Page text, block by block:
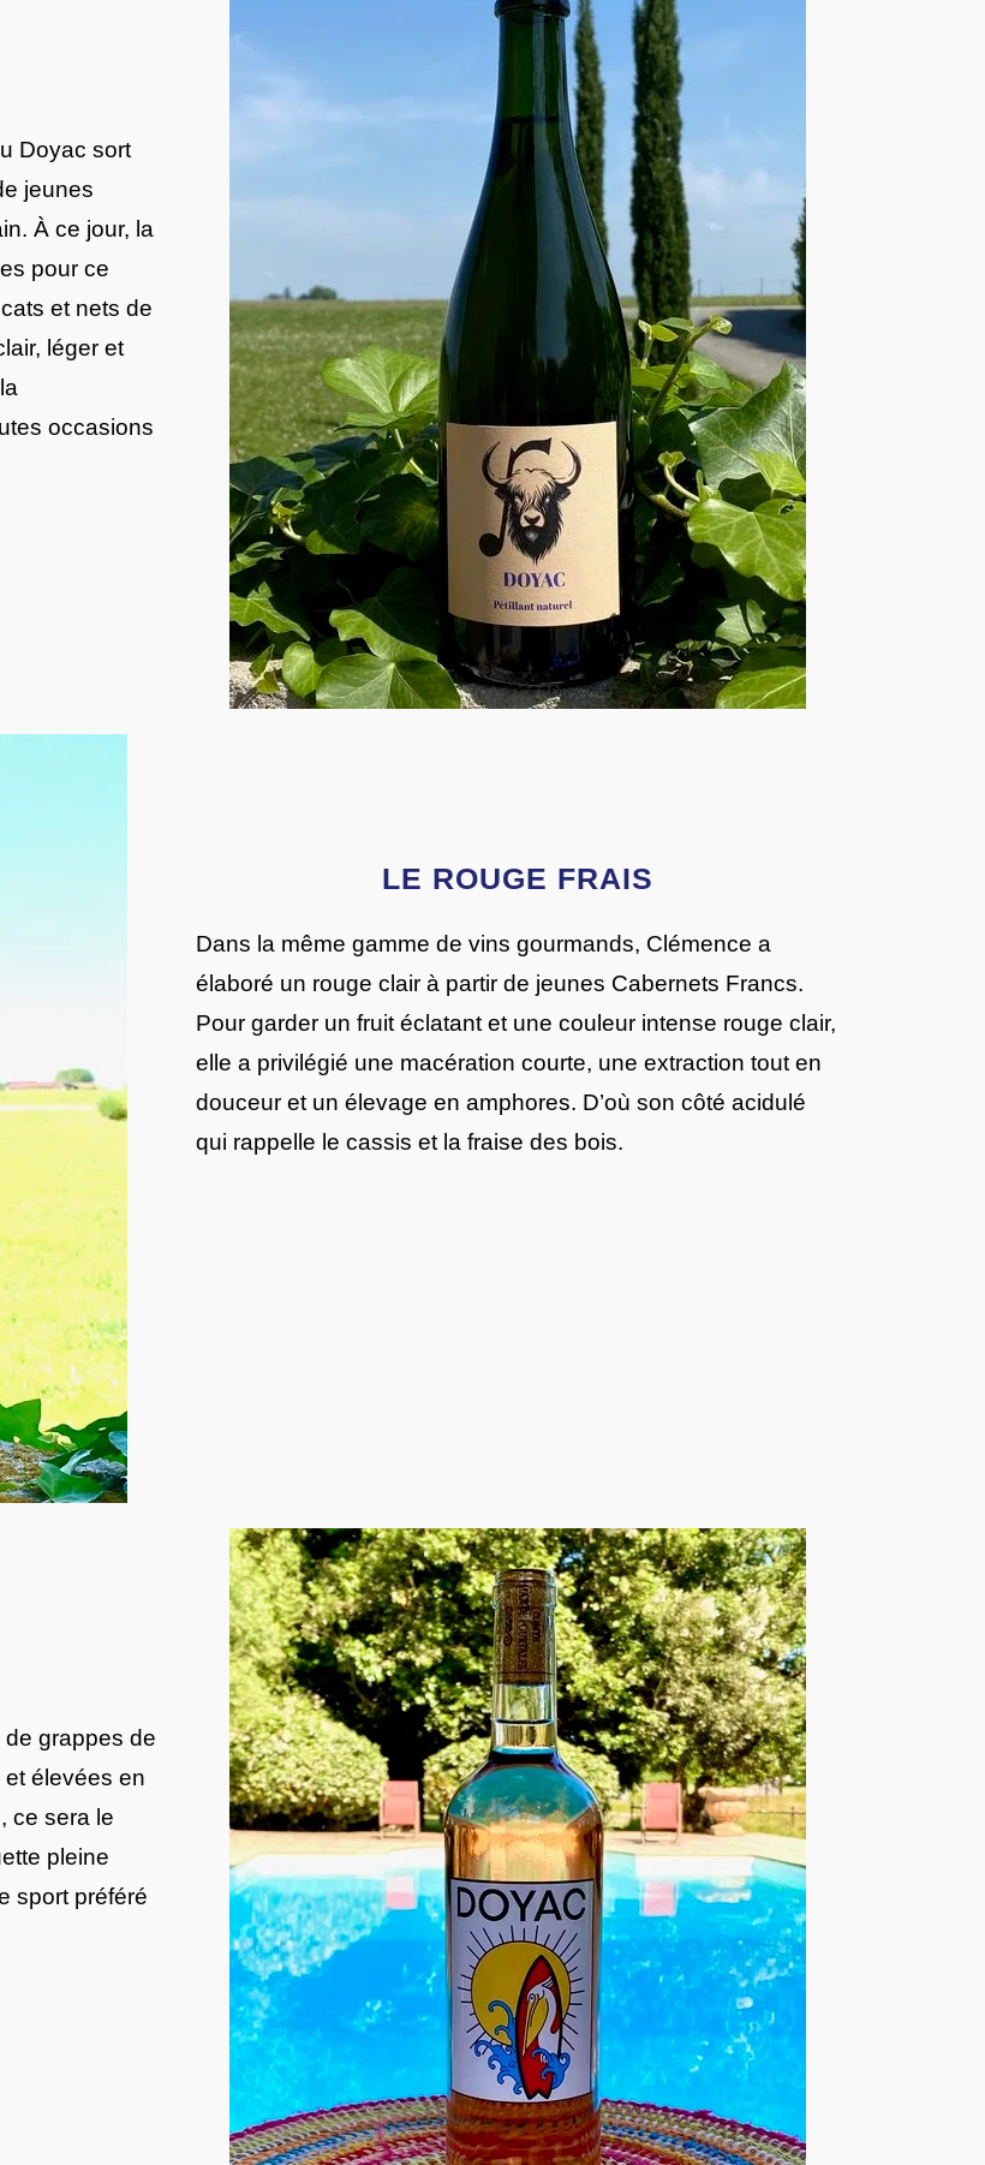
Doyac sort
jeunes
À ce jour, la
pour ce
et nets de
léger et
occasions
LE ROUGE FRAIS
Dans la même gamme de vins gourmands, Clémence a
élaboré un rouge clair à partir de jeunes Cabernets Francs.
Pour garder un fruit éclatant et une couleur intense rouge clair,
elle a privilégié une macération courte, une extraction tout en
douceur et un élevage en amphores. D’où son côté acidulé
qui rappelle le cassis et la fraise des bois.
de grappes de
élevées en
ce sera le
pleine
sport préféré